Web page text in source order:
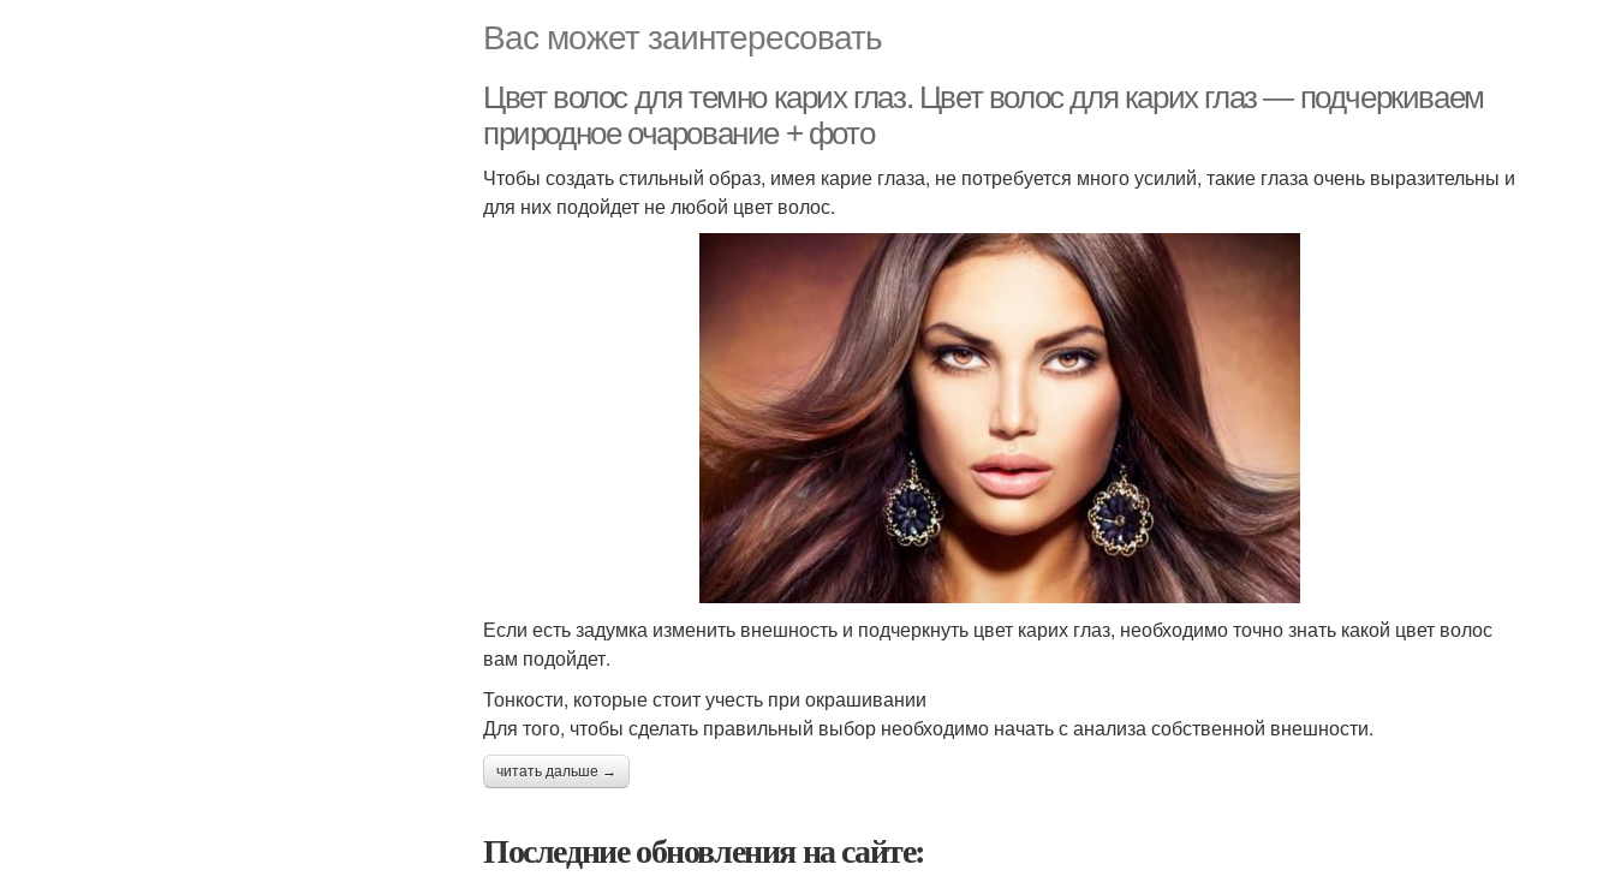
Вас может заинтересовать
Цвет волос для темно карих глаз. Цвет волос для карих глаз — подчеркиваем
природное очарование + фото
Чтобы создать стильный образ, имея карие глаза, не потребуется много усилий, такие глаза очень выразительны и
для них подойдет не любой цвет волос.
Если есть задумка изменить внешность и подчеркнуть цвет карих глаз, необходимо точно знать какой цвет волос
вам подойдет.
Тонкости, которые стоит учесть при окрашивании
Для того, чтобы сделать правильный выбор необходимо начать с анализа собственной внешности.
читать дальше →
Последние обновления на сайте: